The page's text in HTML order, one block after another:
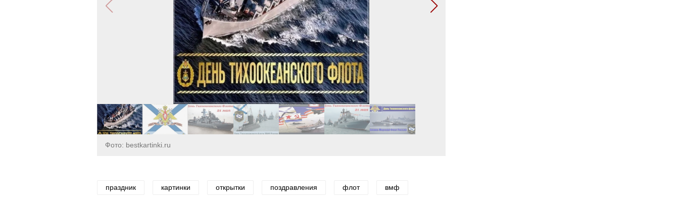
Фото: bestkartinki.ru
праздник картинки открытки поздравления флот вмф